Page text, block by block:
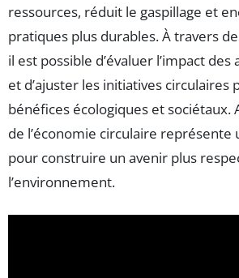
ressources, réduit le gaspillage et
pratiques plus durables. À travers
il est possible d’évaluer l’impact
et d’ajuster les initiatives circulaires
bénéfices écologiques et sociétaux.
de l’économie circulaire représente
pour construire un avenir plus
l’environnement.